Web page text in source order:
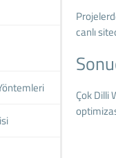
canlı
Çok Dilli